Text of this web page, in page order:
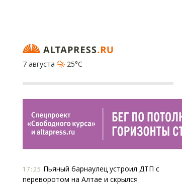
7 августа
25°C
17:25 Пьяный барнаулец устроил ДТП с
переворотом на Алтае и скрылся